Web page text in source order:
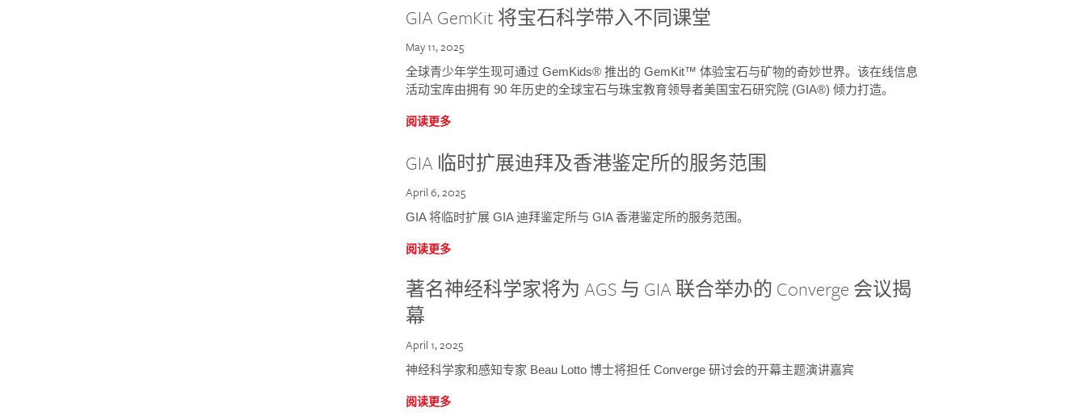
GIA GemKit 将宝石科学带入不同课堂
May 11, 2025
全球青少年学生现可通过 GemKids® 推出的 GemKit™ 体验宝石与矿物的奇妙世界。该在线信息
活动宝库由拥有 90 年历史的全球宝石与珠宝教育领导者美国宝石研究院 (GIA®) 倾力打造。
阅读更多
GIA 临时扩展迪拜及香港鉴定所的服务范围
April 6, 2025
GIA 将临时扩展 GIA 迪拜鉴定所与 GIA 香港鉴定所的服务范围。
阅读更多
著名神经科学家将为 AGS 与 GIA 联合举办的 Converge 会议揭
幕
April 1, 2025
神经科学家和感知专家 Beau Lotto 博士将担任 Converge 研讨会的开幕主题演讲嘉宾
阅读更多